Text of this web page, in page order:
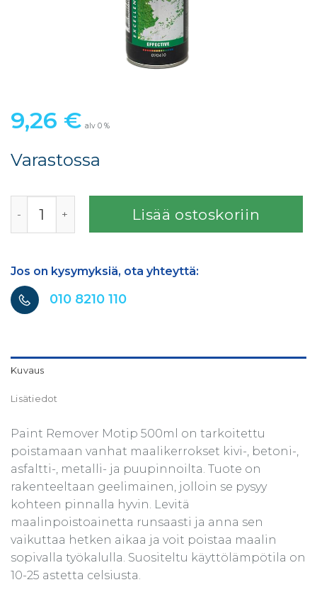
9,26 € alv 0 %
Varastossa
Lisää ostoskoriin
Jos on kysymyksiä, ota yhteyttä:
010 8210 110
Kuvaus
Lisätiedot
Paint Remover Motip 500ml on tarkoitettu
poistamaan vanhat maalikerrokset kivi-, betoni-,
asfaltti-, metalli- ja puupinnoilta. Tuote on
rakenteeltaan geelimainen, jolloin se pysyy
kohteen pinnalla hyvin. Levitä
maalinpoistoainetta runsaasti ja anna sen
vaikuttaa hetken aikaa ja voit poistaa maalin
sopivalla työkalulla. Suositeltu käyttölämpötila on
10-25 astetta celsiusta.